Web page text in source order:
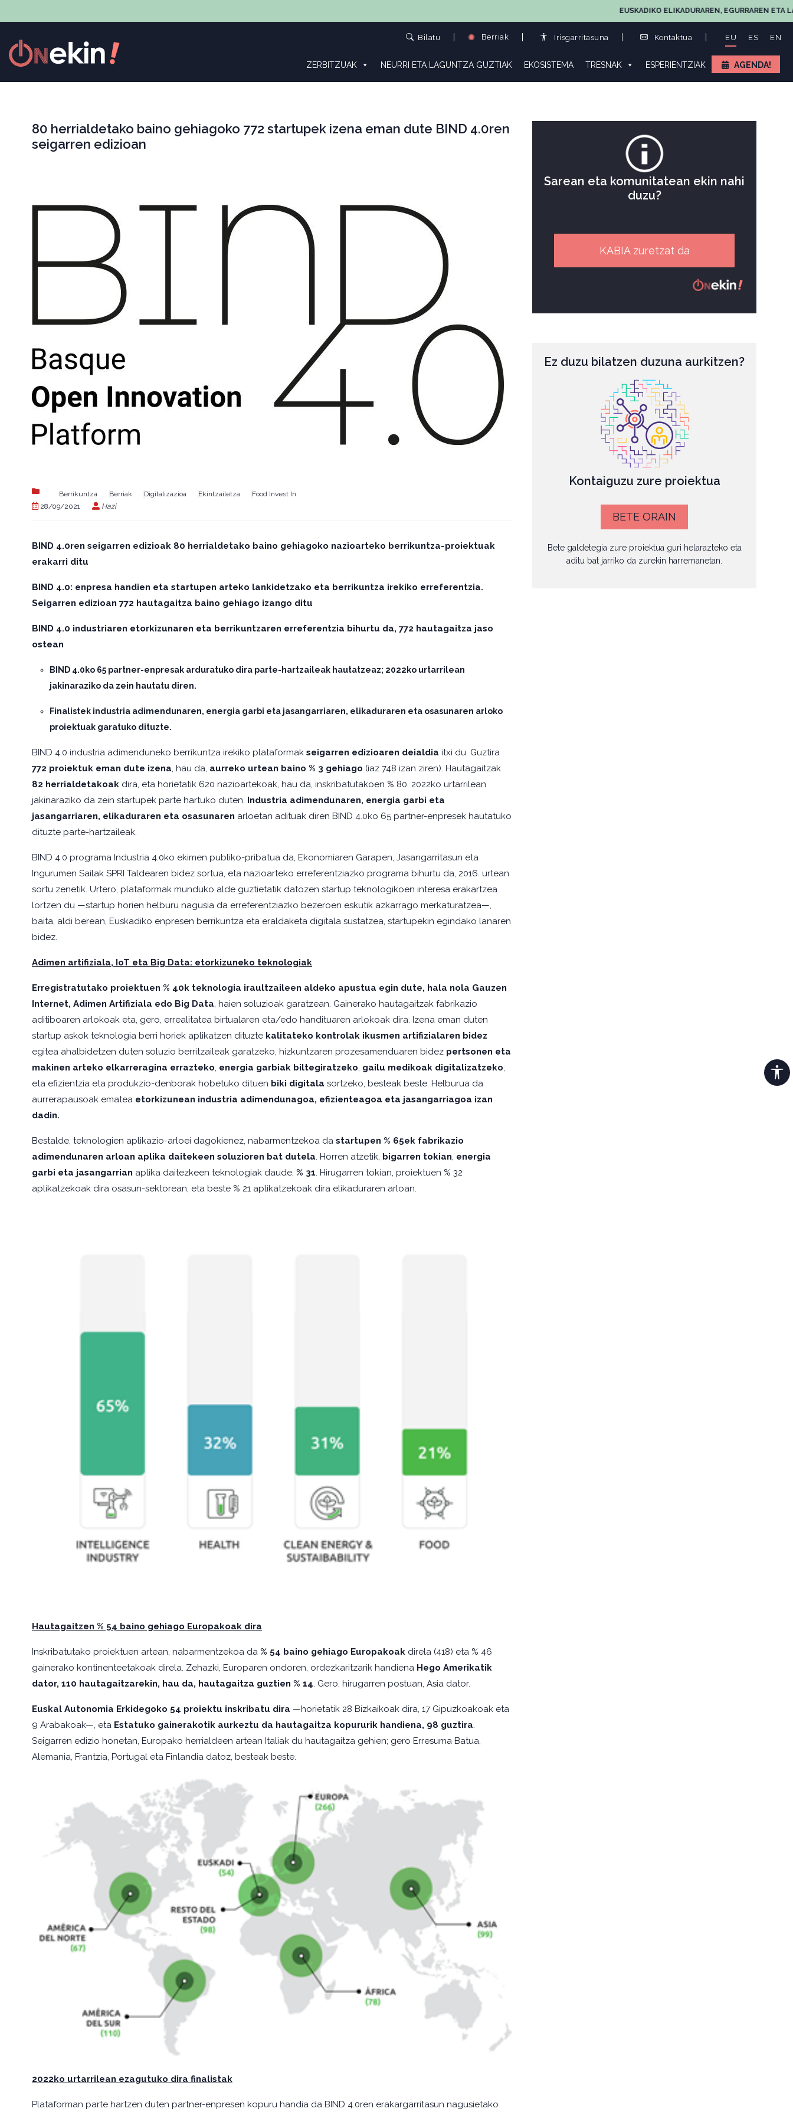
EUSKADIKO ELIKADURAREN, EGURRAREN ETA LANDA
Bilatu Berriak Irisgarritasuna Kontaktua EU ES EN
ZERBITZUAK NEURRI ETA LAGUNTZA GUZTIAK EKOSISTEMA TRESNAK ESPERIENTZIAK AGENDA!
80 herrialdetako baino gehiagoko 772 startupek izena eman dute BIND 4.0ren
seigarren edizioan
Berrikuntza Berriak Digitalizazioa Ekintzailetza
Food Invest In
28/09/2021
Hazi
BIND 4.0ren seigarren edizioak 80 herrialdetako baino gehiagoko nazioarteko berrikuntza-proiektuak
erakarri ditu
BIND 4.0: enpresa handien eta startupen arteko lankidetzako eta berrikuntza irekiko erreferentzia.
Seigarren edizioan 772 hautagaitza baino gehiago izango ditu
BIND 4.0 industriaren etorkizunaren eta berrikuntzaren erreferentzia bihurtu da, 772 hautagaitza jaso
ostean
BIND 4.0ko 65 partner-enpresak arduratuko dira parte-hartzaileak hautatzeaz; 2022ko urtarrilean
jakinaraziko da zein hautatu diren.
Finalistek industria adimendunaren, energia garbi eta jasangarriaren, elikaduraren eta osasunaren arloko
proiektuak garatuko dituzte.
BIND 4.0 industria adimenduneko berrikuntza irekiko plataformak seigarren edizioaren deialdia itxi du. Guztira
772 proiektuk eman dute izena , hau da, aurreko urtean baino % 3 gehiago (iaz 748 izan ziren). Hautagaitzak
82 herrialdetakoak dira, eta horietatik 620 nazioartekoak, hau da, inskribatutakoen % 80. 2022ko urtarrilean
jakinaraziko da zein startupek parte hartuko duten. Industria adimendunaren, energia garbi eta
jasangarriaren, elikaduraren eta osasunaren arloetan adituak diren BIND 4.0ko 65 partner-enpresek hautatuko
dituzte parte-hartzaileak.
BIND 4.0 programa Industria 4.0ko ekimen publiko-pribatua da, Ekonomiaren Garapen, Jasangarritasun eta
Ingurumen Sailak SPRI Taldearen bidez sortua, eta nazioarteko erreferentziazko programa bihurtu da, 2016. urtean
sortu zenetik. Urtero, plataformak munduko alde guztietatik datozen startup teknologikoen interesa erakartzea
lortzen du —startup horien helburu nagusia da erreferentziazko bezeroen eskutik azkarrago merkaturatzea—,
baita, aldi berean, Euskadiko enpresen berrikuntza eta eraldaketa digitala sustatzea, startupekin egindako lanaren
bidez.
Adimen artifiziala, IoT eta Big Data: etorkizuneko teknologiak
Erregistratutako proiektuen % 40k teknologia iraultzaileen aldeko apustua egin dute, hala nola Gauzen
Internet, Adimen Artifiziala edo Big Data , haien soluzioak garatzean. Gainerako hautagaitzak fabrikazio
aditiboaren arlokoak eta, gero, errealitatea birtualaren eta/edo handituaren arlokoak dira. Izena eman duten
startup askok teknologia berri horiek aplikatzen dituzte kalitateko kontrolak ikusmen artifizialaren bidez
egitea ahalbidetzen duten soluzio berritzaileak garatzeko, hizkuntzaren prozesamenduaren bidez pertsonen eta
makinen arteko elkarreragina errazteko energia garbiak biltegiratzeko gailu medikoak digitalizatzeko
eta efizientzia eta produkzio-denborak hobetuko dituen biki digitala sortzeko, besteak beste. Helburua da
aurrerapausoak ematea etorkizunean industria adimendunagoa, efizienteagoa eta jasangarriagoa izan
dadin.
Bestalde, teknologien aplikazio-arloei dagokienez, nabarmentzekoa da startupen % 65ek fabrikazio
adimendunaren arloan aplika daitekeen soluzioren bat dutela . Horren atzetik, bigarren tokian energia
garbi eta jasangarrian aplika daitezkeen teknologiak daude, % 31 . Hirugarren tokian, proiektuen % 32
aplikatzekoak dira osasun-sektorean, eta beste % 21 aplikatzekoak dira elikaduraren arloan.
Hautagaitzen % 54 baino gehiago Europakoak dira
Inskribatutako proiektuen artean, nabarmentzekoa da % 54 baino gehiago Europakoak direla (418) eta % 46
gainerako kontinenteetakoak direla. Zehazki, Europaren ondoren, ordezkaritzarik handiena Hego Amerikatik
dator, 110 hautagaitzarekin, hau da, hautagaitza guztien % 14. Gero, hirugarren postuan, Asia dator.
Euskal Autonomia Erkidegoko 54 proiektu inskribatu dira —horietatik 28 Bizkaikoak dira, 17 Gipuzkoakoak eta
9 Arabakoak—, eta Estatuko gainerakotik aurkeztu da hautagaitza kopururik handiena, 98 guztira.
Seigarren edizio honetan, Europako herrialdeen artean Italiak du hautagaitza gehien; gero Erresuma Batua,
Alemania, Frantzia, Portugal eta Finlandia datoz, besteak beste.
2022ko urtarrilean ezagutuko dira finalistak
Plataforman parte hartzen duten partner-enpresen kopuru handia da BIND 4.0ren erakargarritasun nagusietako
Sarean eta komunitatean ekin nahi
duzu?
KABIA zuretzat da
Ez duzu bilatzen duzuna aurkitzen?
Kontaiguzu zure proiektua
BETE ORAIN
Bete galdetegia zure proiektua guri helarazteko eta
aditu bat jarriko da zurekin harremanetan.